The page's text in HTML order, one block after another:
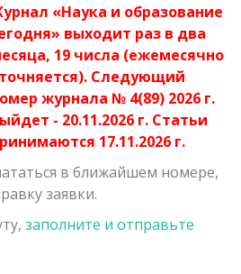
журнала
рукописей, поступивших в
науки
«Наука и образование
выходит раз в два
19 числа (ежемесячно
Следующий
журнала № 4(89) 2026 г.
- 20.11.2026 г. Статьи
17.11.2026 г.
в ближайшем номере,
заявки.
заполните и отправьте